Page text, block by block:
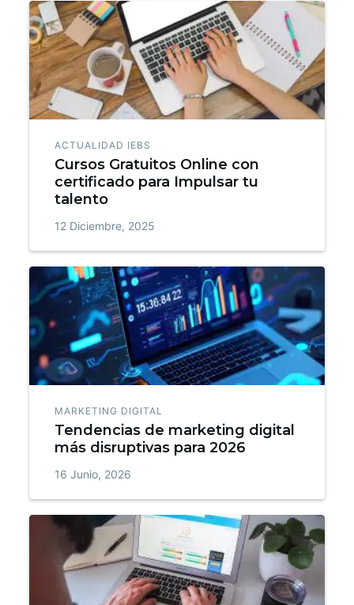
ACTUALIDAD IEBS
Cursos Gratuitos Online con
certificado para Impulsar tu
talento
12 Diciembre, 2025
MARKETING DIGITAL
Tendencias de marketing digital
más disruptivas para 2026
16 Junio, 2026